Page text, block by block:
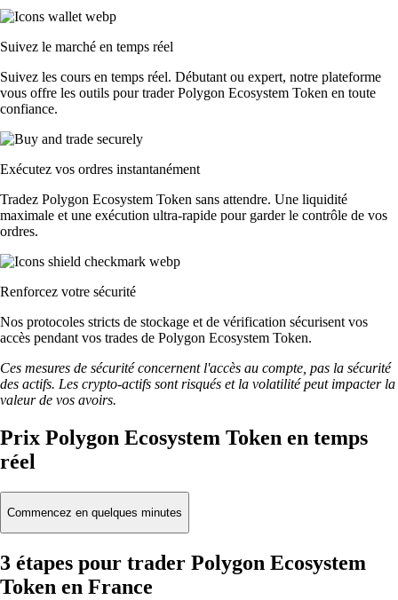
Suivez le marché en temps réel
Suivez les cours en temps réel. Débutant ou expert, notre plateforme
vous offre les outils pour trader Polygon Ecosystem Token en toute
confiance.
Exécutez vos ordres instantanément
Tradez Polygon Ecosystem Token sans attendre. Une liquidité
maximale et une exécution ultra-rapide pour garder le contrôle de vos
ordres.
Renforcez votre sécurité
Nos protocoles stricts de stockage et de vérification sécurisent vos
accès pendant vos trades de Polygon Ecosystem Token.
Ces mesures de sécurité concernent l'accès au compte, pas la sécurité
des actifs. Les crypto-actifs sont risqués et la volatilité peut impacter la
valeur de vos avoirs.
Prix Polygon Ecosystem Token en temps
réel
Commencez en quelques minutes
3 étapes pour trader Polygon Ecosystem
Token en France